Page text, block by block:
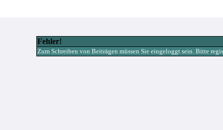
Fehler!
Zum Schreiben von Beiträgen müssen Sie eingeloggt sein. Bitte